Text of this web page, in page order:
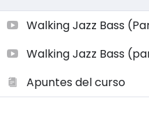
Walking Jazz Bass
Walking Jazz Bass
Apuntes del curso